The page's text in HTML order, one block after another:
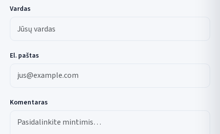
Vardas
El. paštas
Komentaras